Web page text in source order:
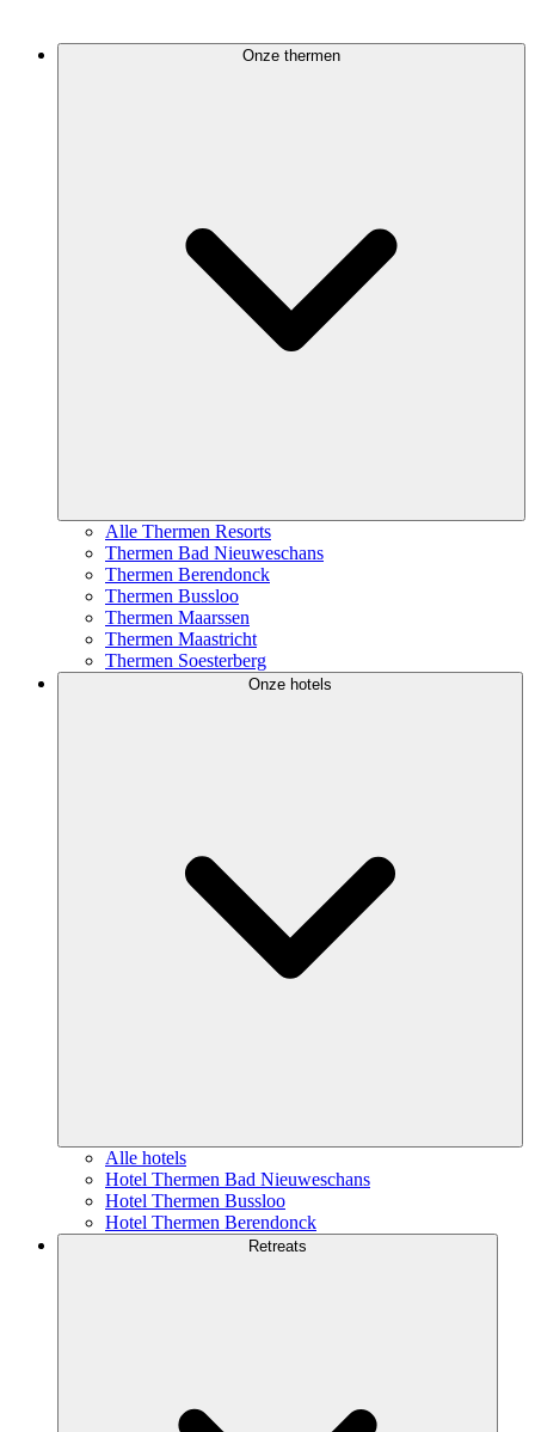
Onze thermen
Alle Thermen Resorts
Thermen Bad Nieuweschans
Thermen Berendonck
Thermen Bussloo
Thermen Maarssen
Thermen Maastricht
Thermen Soesterberg
Onze hotels
Alle hotels
Hotel Thermen Bad Nieuweschans
Hotel Thermen Bussloo
Hotel Thermen Berendonck
Retreats